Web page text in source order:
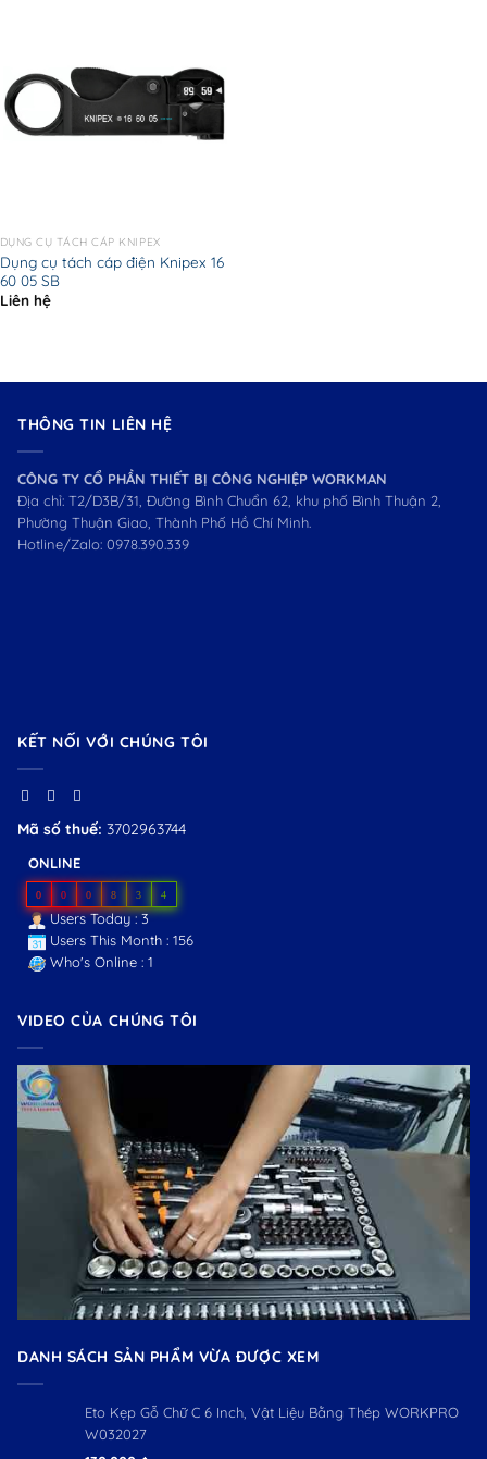
DỤNG CỤ TÁCH CÁP KNIPEX
Dụng cụ tách cáp điện Knipex 16
60 05 SB
Liên hệ
THÔNG TIN LIÊN HỆ
CÔNG TY CỔ PHẦN THIẾT BỊ CÔNG NGHIỆP WORKMAN
Địa chỉ: T2/D3B/31, Đường Bình Chuẩn 62, khu phố Bình Thuận 2,
Phường Thuận Giao, Thành Phố Hồ Chí Minh.
Hotline/Zalo: 0978.390.339
KẾT NỐI VỚI CHÚNG TÔI
Mã số thuế: 3702963744
ONLINE
0 0 0 8 3 4
Users Today : 3
Users This Month : 156
Who's Online : 1
VIDEO CỦA CHÚNG TÔI
DANH SÁCH SẢN PHẨM VỪA ĐƯỢC XEM
Eto Kẹp Gỗ Chữ C 6 Inch, Vật Liệu Bằng Thép WORKPRO
W032027